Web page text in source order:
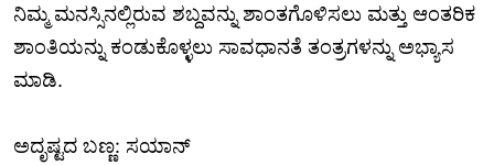
ನಿಮ್ಮ ಮನಸ್ಸಿನಲ್ಲಿರುವ ಶಬ್ದವನ್ನು ಶಾಂತಗೊಳಿಸಲು ಮತ್ತು ಆಂತರಿಕ
ಶಾಂತಿಯನ್ನು ಕಂಡುಕೊಳ್ಳಲು ಸಾವಧಾನತೆ ತಂತ್ರಗಳನ್ನು ಅಭ್ಯಾಸ
ಮಾಡಿ.
ಅದೃಷ್ಟದ ಬಣ್ಣ: ಸಯಾನ್